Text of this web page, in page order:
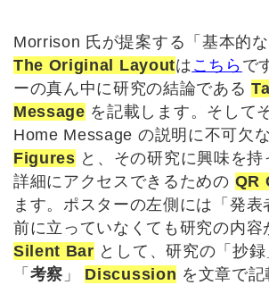
Morrison 氏が提案する「基本的な
The Original Layoutは こちら で
ーの真ん中に研究の結論である
Message を記載します。そして
Home Message の説明に不可欠
Figures と、その研究に興味を
詳細にアクセスできるための QR
ます。ポスターの左側には「発
前に立っていなくても研究の内容
Silent Bar として、研究の「抄録
「 考察 」 Discussion を文章で